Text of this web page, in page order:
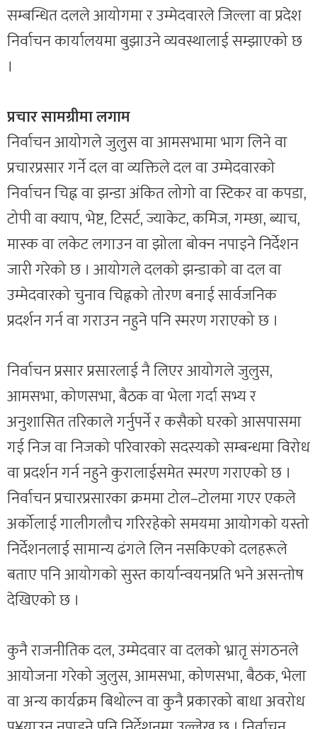
सम्बन्धित दलले आयोगमा र उम्मेदवारले जिल्ला वा प्रदेश
निर्वाचन कार्यालयमा बुझाउने व्यवस्थालाई सम्झाएको छ
।
प्रचार सामग्रीमा लगाम
निर्वाचन आयोगले जुलुस वा आमसभामा भाग लिने वा
प्रचारप्रसार गर्ने दल वा व्यक्तिले दल वा उम्मेदवारको
निर्वाचन चिह्न वा झन्डा अंकित लोगो वा स्टिकर वा कपडा,
टोपी वा क्याप, भेष्ट, टिसर्ट, ज्याकेट, कमिज, गम्छा, ब्याच,
मास्क वा लकेट लगाउन वा झोला बोक्न नपाइने निर्देशन
जारी गरेको छ । आयोगले दलको झन्डाको वा दल वा
उम्मेदवारको चुनाव चिह्नको तोरण बनाई सार्वजनिक
प्रदर्शन गर्न वा गराउन नहुने पनि स्मरण गराएको छ ।
निर्वाचन प्रसार प्रसारलाई नै लिएर आयोगले जुलुस,
आमसभा, कोणसभा, बैठक वा भेला गर्दा सभ्य र
अनुशासित तरिकाले गर्नुपर्ने र कसैको घरको आसपासमा
गई निज वा निजको परिवारको सदस्यको सम्बन्धमा विरोध
वा प्रदर्शन गर्न नहुने कुरालाईसमेत स्मरण गराएको छ ।
निर्वाचन प्रचारप्रसारका क्रममा टोल–टोलमा गएर एकले
अर्कोलाई गालीगलौच गरिरहेको समयमा आयोगको यस्तो
निर्देशनलाई सामान्य ढंगले लिन नसकिएको दलहरूले
बताए पनि आयोगको सुस्त कार्यान्वयनप्रति भने असन्तोष
देखिएको छ ।
कुनै राजनीतिक दल, उम्मेदवार वा दलको भ्रातृ संगठनले
आयोजना गरेको जुलुस, आमसभा, कोणसभा, बैठक, भेला
वा अन्य कार्यक्रम बिथोल्न वा कुनै प्रकारको बाधा अवरोध